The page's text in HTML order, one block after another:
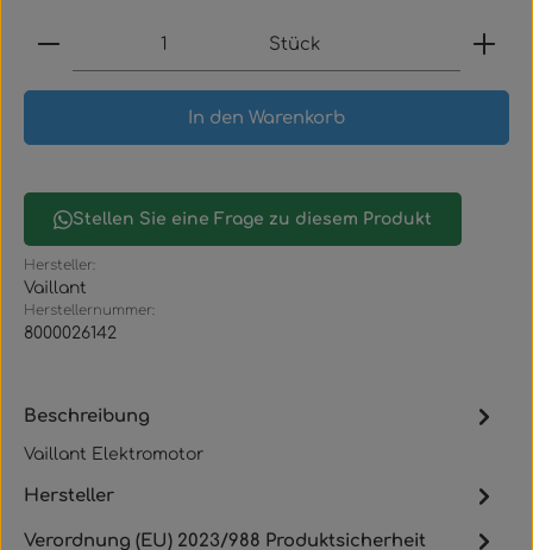
Produkt Anzahl: Gib den gewünschten Wert
Stück
In den Warenkorb
Stellen Sie eine Frage zu diesem Produkt
Hersteller:
Vaillant
Herstellernummer:
8000026142
Beschreibung
Vaillant Elektromotor
Hersteller
Verordnung (EU) 2023/988 Produktsicherheit